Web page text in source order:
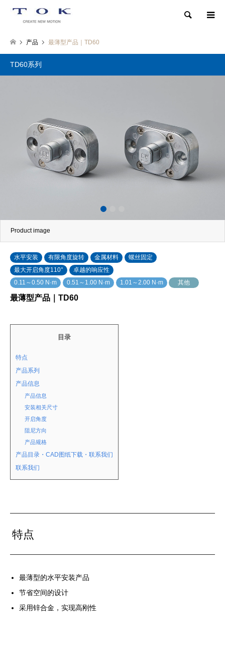
検索
产品 最薄型产品｜TD60
TD60系列
Product image
水平安装 有限角度旋转 金属材料
螺丝固定
最大开启角度110°
卓越的响应性
0.11～0.50 N·m
0.51～1.00 N·m 1.01～2.00 N·m 其他
最薄型产品｜TD60
目录
特点
产品系列
产品信息
产品信息
安装相关尺寸
开启角度
阻尼方向
产品规格
产品目录・CAD图纸下载・联系我们
联系我们
特点
最薄型的水平安装产品
节省空间的设计
采用锌合金，实现高刚性